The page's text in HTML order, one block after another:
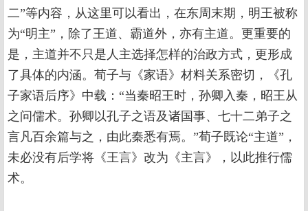
二”等内容，从这里可以看出，在东周末期，明王被称
为“明主”，除了王道、霸道外，亦有主道。更重要的
是，主道并不只是人主选择怎样的治政方式，更形成
了具体的内涵。荀子与《家语》材料关系密切，《孔
子家语后序》中载：“当秦昭王时，孙卿入秦，昭王从
之问儒术。孙卿以孔子之语及诸国事、七十二弟子之
言凡百余篇与之，由此秦悉有焉。”荀子既论“主道”，
未必没有后学将《王言》改为《主言》，以此推行儒
术。